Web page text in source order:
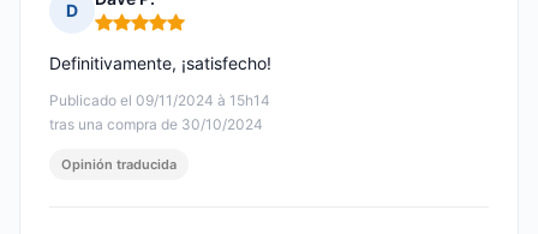
D
Nota: 5 de 5
Publicado el 09/11/2024 à 15h14
tras una compra de 30/10/2024
Definitivamente, ¡satisfecho!
Opinión traducida